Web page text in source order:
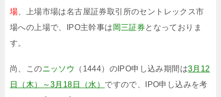
場 、上場市場は名古屋証券取引所のセントレックス市
場への上場で、IPO主幹事は 岡三証券となっておりま
す。
尚、このニッソウ （1444）のIPO申し込み期間は3月12
日（木）～3月18日（水） ですので、IPO申し込みを考